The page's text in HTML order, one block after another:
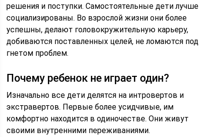
решения и поступки. Самостоятельные дети лучше
социализированы. Во взрослой жизни они более
успешны, делают головокружительную карьеру,
добиваются поставленных целей, не ломаются под
гнетом проблем.
Почему ребенок не играет один?
Изначально все дети делятся на интровертов и
экстравертов. Первые более усидчивые, им
комфортно находится в одиночестве. Они живут
своими внутренними переживаниями.